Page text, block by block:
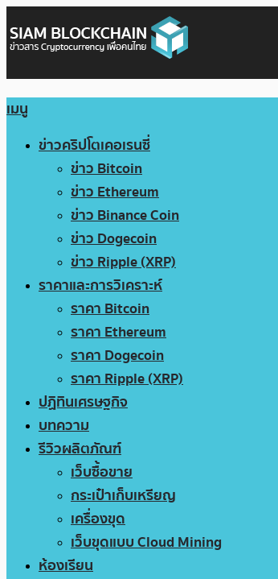
เมนู
ข่าวคริปโตเคอเรนซี่
ข่าว Bitcoin
ข่าว Ethereum
ข่าว Binance Coin
ข่าว Dogecoin
ข่าว Ripple (XRP)
ราคาและการวิเคราะห์
ราคา Bitcoin
ราคา Ethereum
ราคา Dogecoin
ราคา Ripple (XRP)
ปฏิทินเศรษฐกิจ
บทความ
รีวิวผลิตภัณฑ์
เว็บซื้อขาย
กระเป๋าเก็บเหรียญ
เครื่องขุด
เว็บขุดแบบ Cloud Mining
ห้องเรียน